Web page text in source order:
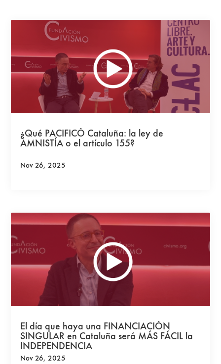
¿Qué PACIFICÓ Cataluña: la ley de
AMNISTÍA o el artículo 155?
Nov 26, 2025
El día que haya una FINANCIACIÓN
SINGULAR en Cataluña será MÁS FÁCIL la
INDEPENDENCIA
Nov 26, 2025